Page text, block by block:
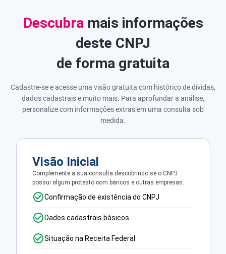
Descubramais informações
deste CNPJ
de forma gratuita
Cadastre-se e acesse uma visão gratuita com histórico de dívidas,
dados cadastrais e muito mais. Para aprofundar a análise,
personalize com informações extras em uma consulta sob
medida.
Visão Inicial
Complemente a sua consulta descobrindo se o CNPJ
possui algum protesto com bancos e outras empresas.
Confirmação de existência do CNPJ
Dados cadastrais básicos
Situação na Receita Federal